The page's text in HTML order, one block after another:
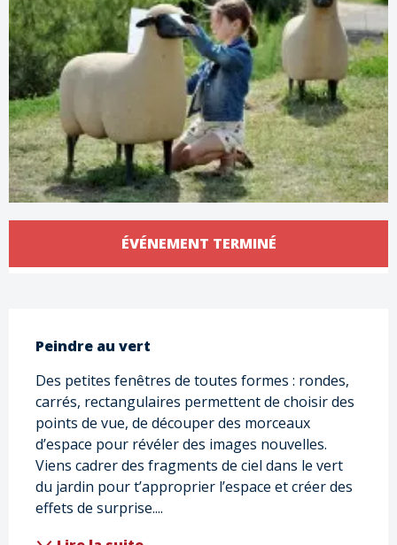
Ouverture et coordonnées
ÉVÉNEMENT TERMINÉ
Description
Peindre au vert
Des petites fenêtres de toutes formes : rondes,
carrés, rectangulaires permettent de choisir des
points de vue, de découper des morceaux
d’espace pour révéler des images nouvelles.
Viens cadrer des fragments de ciel dans le vert
du jardin pour t’approprier l’espace et créer des
effets de surprise....